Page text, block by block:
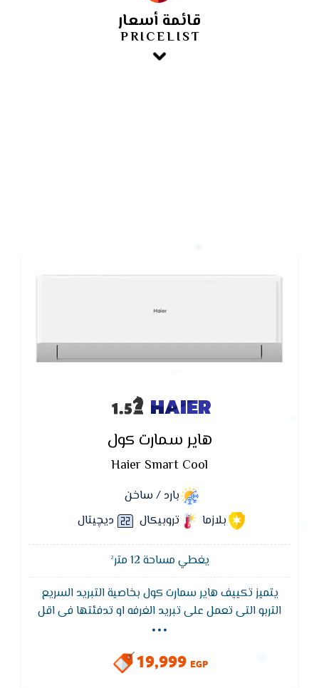
قائمة أسعار
PRICELIST
HAIER
هاير سمارت كول
Haier Smart Cool
بارد / ساخن
بلازما
تروبيكال ديچيتال
يغطي مساحة 12 متر²
يتميز تكييف هاير سمارت كول بخاصية التبريد السريع
التربو التى تعمل على تبريد الغرفه او تدفئتها فى اقل
وقت مما يؤدى إلى استهلاك كهرباء اقل ويتميز ايضا
الكهرباء ويعمل على اقل ضغط للكهرباء بالاضافه إلى
...
19,999 EGP